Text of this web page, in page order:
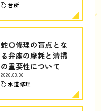
台所
蛇口修理の盲点とな
る弁座の摩耗と清掃
の重要性について
2026.03.06
水道修理